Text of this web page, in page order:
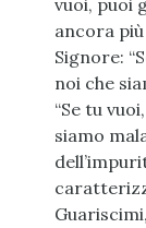
vuoi, puoi
ancora
Signore:
noi che
“Se tu
siamo